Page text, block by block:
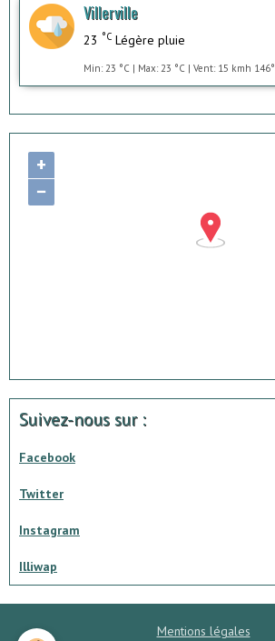
Villerville
23 °C Légère pluie
Min: 23 °C | Max: 23 °C | Vent: 15 kmh 146°
+
−
Suivez-nous sur :
Facebook
Twitter
Instagram
Illiwap
Mentions légales